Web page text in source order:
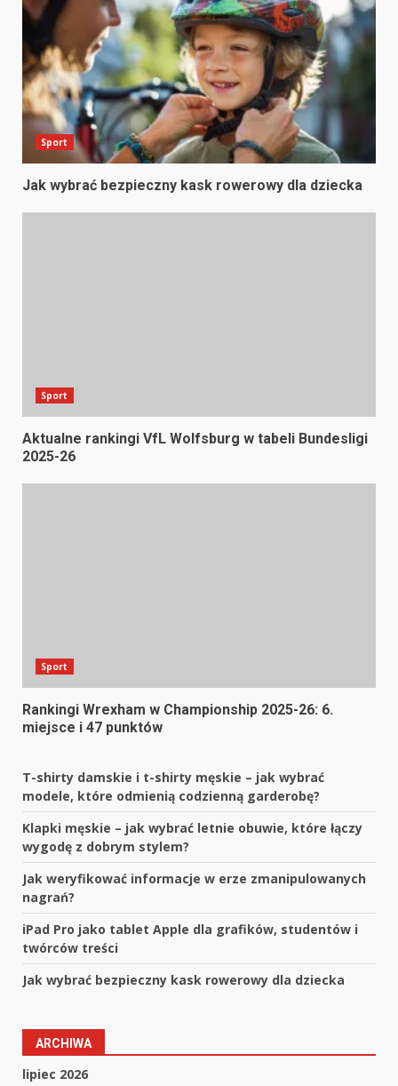
Sport
Jak wybrać bezpieczny kask rowerowy dla dziecka
Sport
Aktualne rankingi VfL Wolfsburg w tabeli Bundesligi
2025-26
Sport
Rankingi Wrexham w Championship 2025-26: 6.
miejsce i 47 punktów
T-shirty damskie i t-shirty męskie – jak wybrać
modele, które odmienią codzienną garderobę?
Klapki męskie – jak wybrać letnie obuwie, które łączy
wygodę z dobrym stylem?
Jak weryfikować informacje w erze zmanipulowanych
nagrań?
iPad Pro jako tablet Apple dla grafików, studentów i
twórców treści
Jak wybrać bezpieczny kask rowerowy dla dziecka
ARCHIWA
lipiec 2026